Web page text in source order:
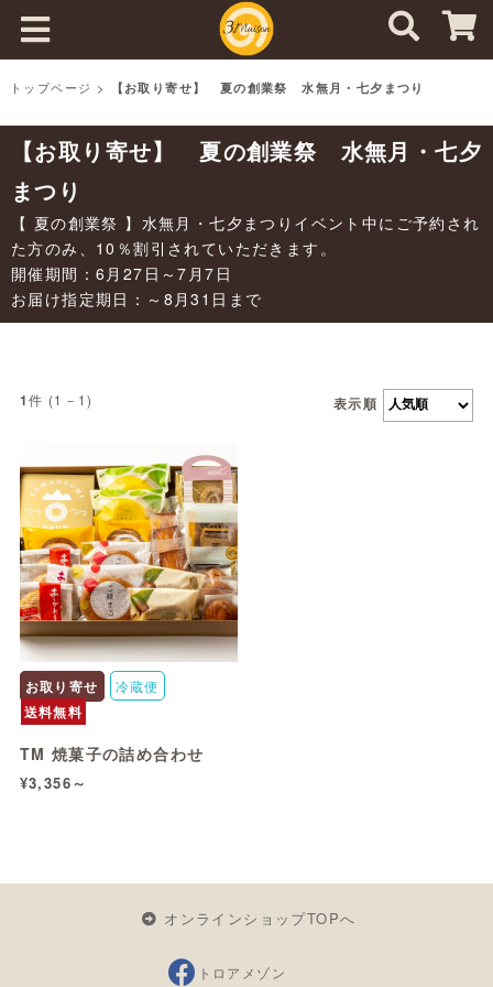
トップページ > 【お取り寄せ】 夏の創業祭 水無月・七夕まつり
【お取り寄せ】 夏の創業祭 水無月・七夕
まつり
【 夏の創業祭 】水無月・七夕まつりイベント中にご予約され
た方のみ、10％割引されていただきます。
開催期間：6月27日～7月7日
お届け指定期日：～8月31日まで
1件 (1－1) 表示順
お取り寄せ 冷蔵便
送料無料
TM 焼菓子の詰め合わせ
¥3,356～
オンラインショップTOPへ
トロアメゾン